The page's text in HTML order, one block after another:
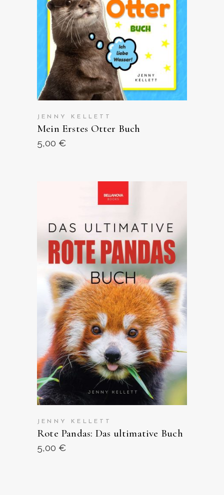
ANSEHEN AUF AMAZON
JENNY KELLETT
Mein Erstes Otter Buch
5,00 €
ANSEHEN AUF AMAZON
JENNY KELLETT
Rote Pandas: Das ultimative Buch
5,00 €